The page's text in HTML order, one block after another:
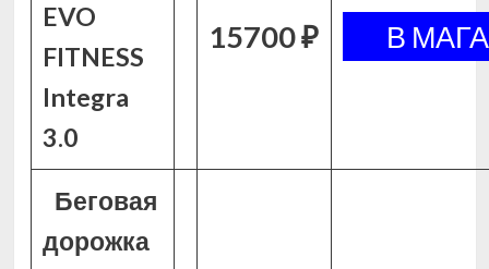
EVO
FITNESS
Integra
3.0
15700 ₽
Беговая
дорожка